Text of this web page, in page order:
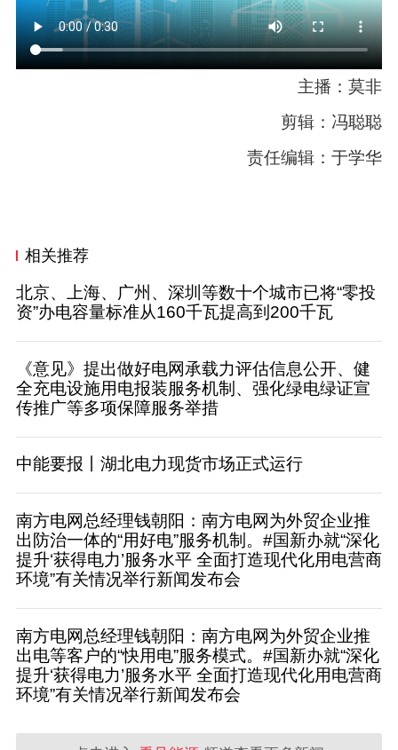
主播：莫非
剪辑：冯聪聪
责任编辑：于学华
相关推荐
北京、上海、广州、深圳等数十个城市已将“零投
资”办电容量标准从160千瓦提高到200千瓦
《意见》提出做好电网承载力评估信息公开、健
全充电设施用电报装服务机制、强化绿电绿证宣
传推广等多项保障服务举措
中能要报丨湖北电力现货市场正式运行
南方电网总经理钱朝阳：南方电网为外贸企业推
出防治一体的“用好电”服务机制。#国新办就“深化
提升‘获得电力’服务水平 全面打造现代化用电营商
环境”有关情况举行新闻发布会
南方电网总经理钱朝阳：南方电网为外贸企业推
出电等客户的“快用电”服务模式。#国新办就“深化
提升‘获得电力’服务水平 全面打造现代化用电营商
环境”有关情况举行新闻发布会